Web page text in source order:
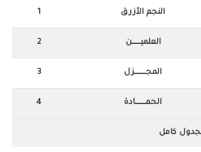
1 النجم الأزرق
2 العلميـــــــــــن
3 المجــــــــــــــزل
4 الحمـــــــــــــادة
كامل